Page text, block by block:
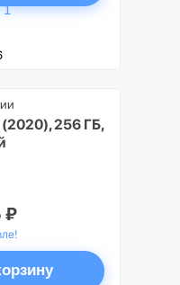
1
256 ГБ,
₽